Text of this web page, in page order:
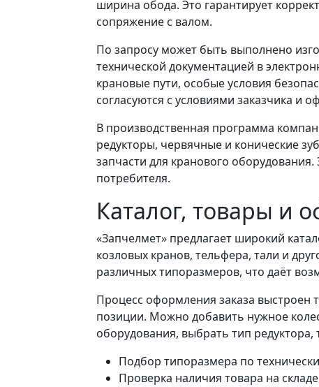
ширина обода. Это гарантирует
сопряжение с валом.
По запросу может быть выполнено
технической документацией в
крановые пути, особые условия
согласуются с условиями заказчика и
В производственная программа
редукторы, червячные и конические
запчасти для кранового
потребителя.
Каталог, товары и
«Запчелмет» предлагает широкий
козловых кранов, тельфера, тали и
различных типоразмеров, что даёт
Процесс оформления заказа
позиции. Можно добавить нужное
оборудования, выбрать тип
Подбор типоразмера по
Проверка наличия товара на